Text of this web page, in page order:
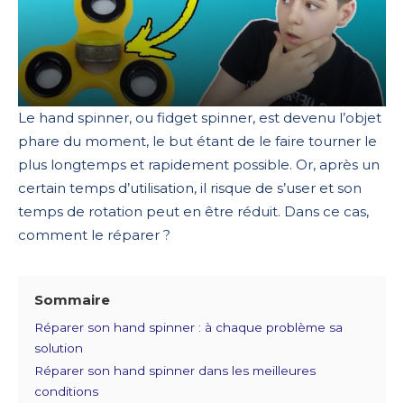
Le hand spinner, ou fidget spinner, est devenu l’objet
phare du moment, le but étant de le faire tourner le
plus longtemps et rapidement possible. Or, après un
certain temps d’utilisation, il risque de s’user et son
temps de rotation peut en être réduit. Dans ce cas,
comment le réparer ?
Sommaire
Réparer son hand spinner : à chaque problème sa
solution
Réparer son hand spinner dans les meilleures
conditions